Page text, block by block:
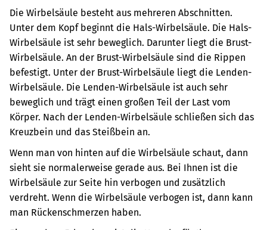
Die Wirbelsäule besteht aus mehreren Abschnitten.
Unter dem Kopf beginnt die Hals-Wirbelsäule. Die Hals-
Wirbelsäule ist sehr beweglich. Darunter liegt die Brust-
Wirbelsäule. An der Brust-Wirbelsäule sind die Rippen
befestigt. Unter der Brust-Wirbelsäule liegt die Lenden-
Wirbelsäule. Die Lenden-Wirbelsäule ist auch sehr
beweglich und trägt einen großen Teil der Last vom
Körper. Nach der Lenden-Wirbelsäule schließen sich das
Kreuzbein und das Steißbein an.
Wenn man von hinten auf die Wirbelsäule schaut, dann
sieht sie normalerweise gerade aus. Bei Ihnen ist die
Wirbelsäule zur Seite hin verbogen und zusätzlich
verdreht. Wenn die Wirbelsäule verbogen ist, dann kann
man Rückenschmerzen haben.